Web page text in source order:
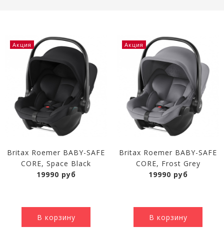
Акция
Britax Roemer BABY-SAFE
CORE, Space Black
19990 руб
В корзину
Акция
Britax Roemer BABY-SAFE
CORE, Frost Grey
19990 руб
В корзину